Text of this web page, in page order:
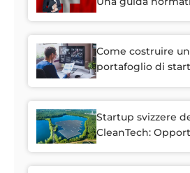
investe
Come costruire un
portafoglio di
investitori in fase
Startup svizzere
CleanTech:
nell'innovazione